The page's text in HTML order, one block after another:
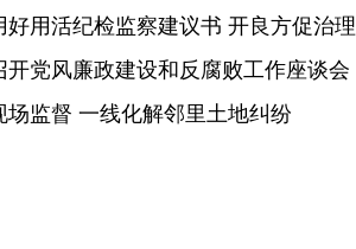
好用活纪检监察建议书 开良方促治理
开党风廉政建设和反腐败工作座谈会
场监督 一线化解邻里土地纠纷